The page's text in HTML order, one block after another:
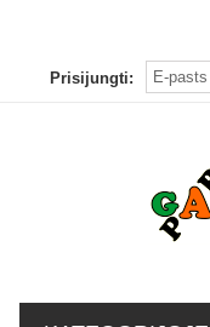
Prisijungti: